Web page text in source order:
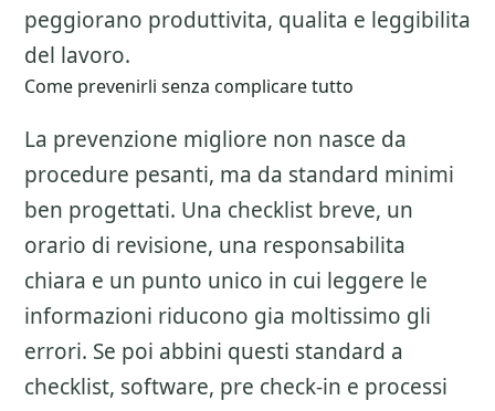
peggiorano produttivita, qualita e leggibilita
del lavoro.
Come prevenirli senza complicare tutto
La prevenzione migliore non nasce da
procedure pesanti, ma da standard minimi
ben progettati. Una checklist breve, un
orario di revisione, una responsabilita
chiara e un punto unico in cui leggere le
informazioni riducono gia moltissimo gli
errori. Se poi abbini questi standard a
checklist, software, pre check-in e processi